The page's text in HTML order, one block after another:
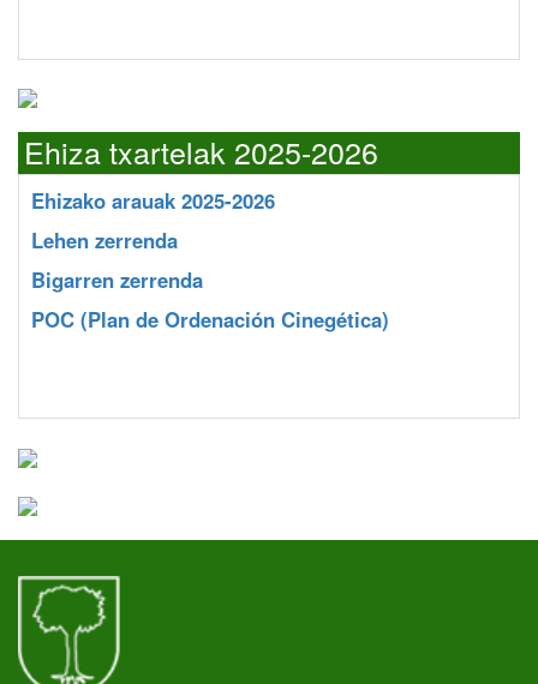
Ehiza txartelak 2025-2026
Ehizako arauak 2025-2026
Lehen zerrenda
Bigarren zerrenda
POC (Plan de Ordenación Cinegética)